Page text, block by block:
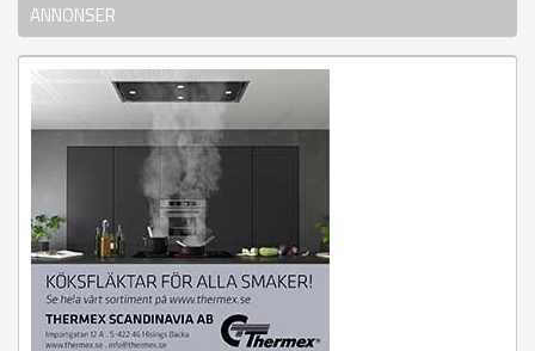
ANNONSER